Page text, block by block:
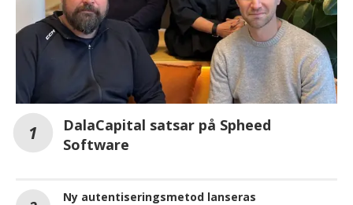
DalaCapital satsar på Spheed
Software
Ny autentiseringsmetod lanseras